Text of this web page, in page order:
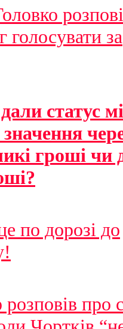
голосувати за
статус
гроші чи
по дорозі до
про